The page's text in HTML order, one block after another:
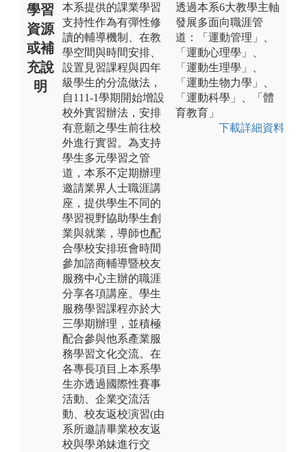
學習
資源
或補
充說
明
本系提供的課業學習
支持性作為有彈性修
讀的輔導機制、在教
學空間與時間安排、
設置見習課程與四年
級學生的分流做法，
自111-1學期開始增設
校外實習辦法，安排
有意願之學生前往校
外進行實習。為支持
學生多元學習之管
道，本系不定期辦理
邀請業界人士職涯講
座，提供學生不同的
學習視野協助學生創
業與就業，導師也配
合學校安排班會時間
參加諮商輔導暨校友
服務中心主辦的職涯
分享各項講座。學生
服務學習課程亦於大
三學期辦理，並積極
配合參與他系產業服
務學習文化交流。在
各專長項目上本系學
生亦透過國際性賽事
活動、企業交流活
動、校友返校演習(由
系所邀請畢業校友返
校與學弟妹進行交
透過本系6大教學主軸
發展多面向職涯管
道：「運動管理」、
「運動心理學」、
「運動生理學」、
「運動生物力學」、
「運動科學」、「體
育教育」
下載詳細資料